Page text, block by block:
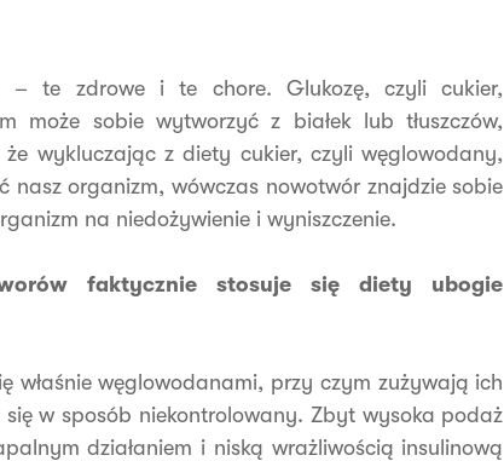
– te zdrowe i te chore. Glukozę, czyli cukier,
sobie wytworzyć z białek lub tłuszczów,
wykluczając z diety cukier, czyli węglowodany,
nasz organizm, wówczas nowotwór znajdzie sobie
na niedożywienie i wyniszczenie.
faktycznie stosuje się diety ubogie
właśnie węglowodanami, przy czym zużywają ich
w sposób niekontrolowany. Zbyt wysoka podaż
działaniem i niską wrażliwością insulinową